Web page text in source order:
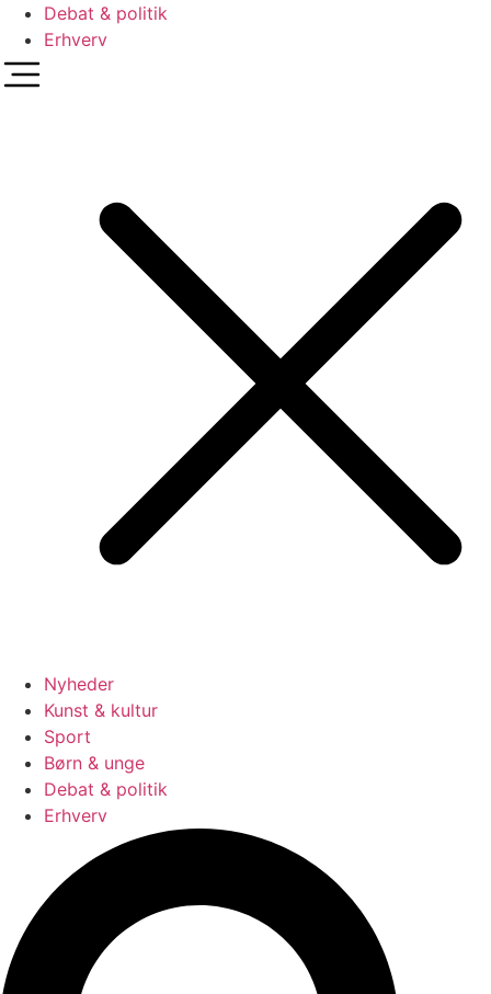
Debat & politik
Erhverv
Nyheder
Kunst & kultur
Sport
Børn & unge
Debat & politik
Erhverv